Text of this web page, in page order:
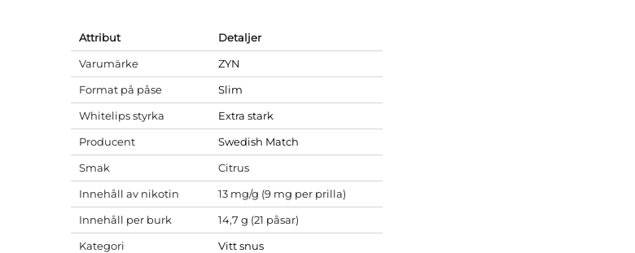
Attribut
Detaljer
Varumärke
ZYN
Format på påse
Slim
Whitelips styrka
Extra stark
Producent
Swedish Match
Smak
Citrus
Innehåll av nikotin
13 mg/g (9 mg per prilla)
Innehåll per burk
14,7 g (21 påsar)
Kategori
Vitt snus